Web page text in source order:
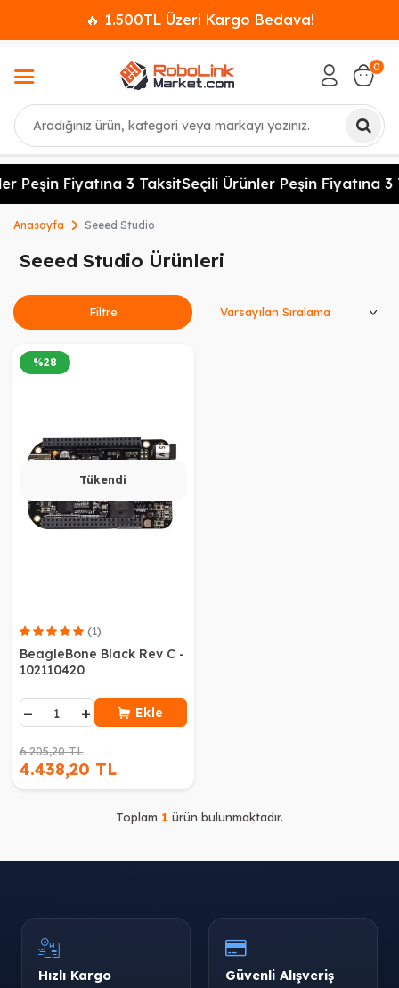
🔥 1.500TL Üzeri Kargo Bedava!
Ara
0
Peşin Fiyatına 3 TaksitSeçili Ürünler Peşin Fiyatına 3
Anasayfa Seeed Studio
Seeed Studio Ürünleri
Filtre
Tükendi
%28
(1)
BeagleBone Black Rev C -
102110420
− + Ekle
6.205,20 TL
4.438,20 TL
Toplam 1 ürün bulunmaktadır.
Hızlı Kargo Güvenli Alışveriş